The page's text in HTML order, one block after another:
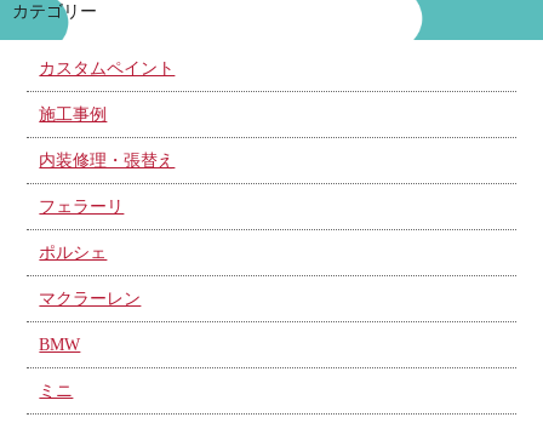
カテゴリー
カスタムペイント
施工事例
内装修理・張替え
フェラーリ
ポルシェ
マクラーレン
BMW
ミニ